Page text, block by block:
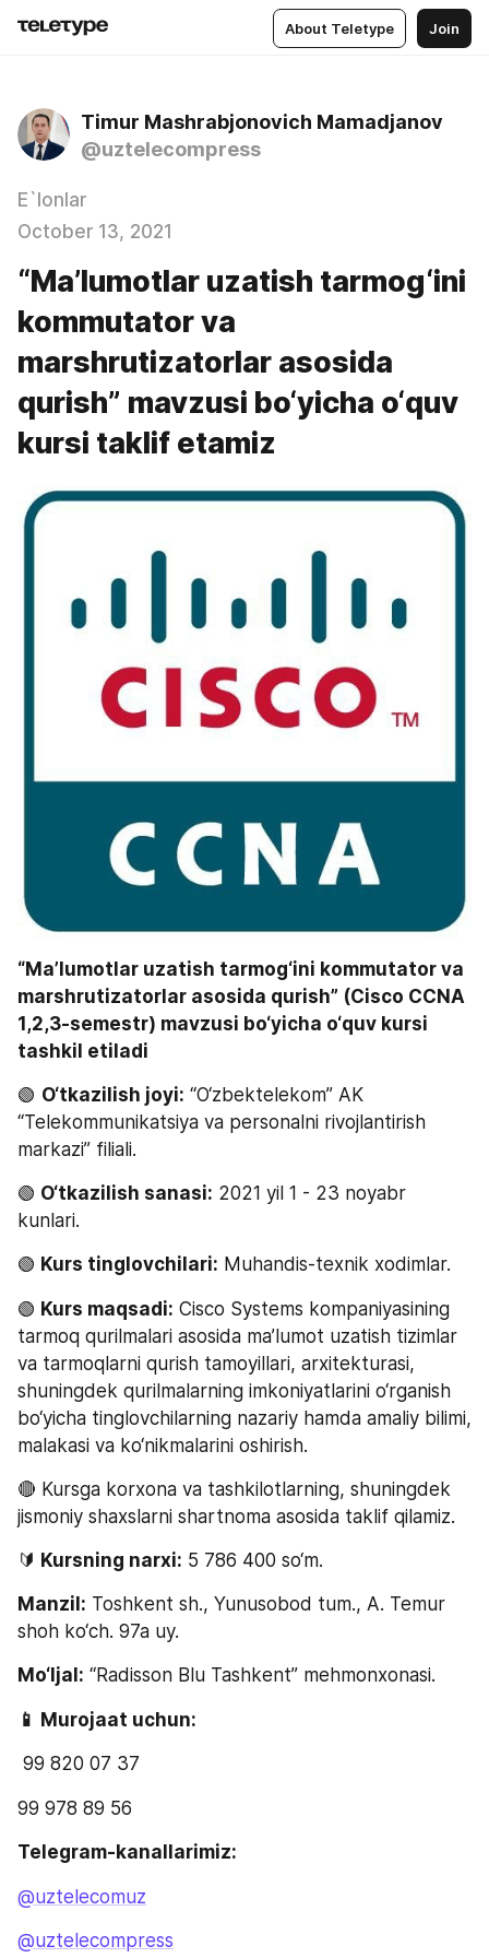
About Teletype Join
Timur Mashrabjonovich Mamadjanov
@uztelecompress
E`lonlar
October 13, 2021
“Maʼlumotlar uzatish tarmog‘ini
kommutator va
marshrutizatorlar asosida
qurish” mavzusi bo‘yicha o‘quv
kursi taklif etamiz
“Maʼlumotlar uzatish tarmog‘ini kommutator va
marshrutizatorlar asosida qurish” (Cisco CCNA
1,2,3-semestr) mavzusi bo‘yicha o‘quv kursi
tashkil etiladi
🟢 O‘tkazilish joyi: “O‘zbektelekom” AK
“Telekommunikatsiya va personalni rivojlantirish
markazi” filiali.
🟢 O‘tkazilish sanasi: 2021 yil 1 - 23 noyabr
kunlari.
🟢 Kurs tinglovchilari: Muhandis-texnik xodimlar.
🟢 Kurs maqsadi: Cisco Systems kompaniyasining
tarmoq qurilmalari asosida maʼlumot uzatish tizimlar
va tarmoqlarni qurish tamoyillari, arxitekturasi,
shuningdek qurilmalarning imkoniyatlarini o‘rganish
bo‘yicha tinglovchilarning nazariy hamda amaliy bilimi,
malakasi va ko‘nikmalarini oshirish.
🔴 Kursga korxona va tashkilotlarning, shuningdek
jismoniy shaxslarni shartnoma asosida taklif qilamiz.
🔰 Kursning narxi: 5 786 400 so‘m.
Manzil: Toshkent sh., Yunusobod tum., A. Temur
shoh ko‘ch. 97a uy.
Mo‘ljal: “Radisson Blu Tashkent” mehmonxonasi.
📱 Murojaat uchun:
99 820 07 37
99 978 89 56
Telegram-kanallarimiz:
@uztelecomuz
@uztelecompress